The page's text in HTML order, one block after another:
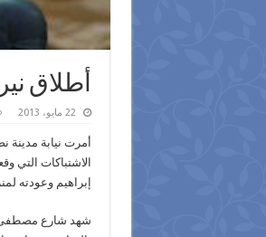
أطلاق
22 مايو، 2013
الاشتباكات التي
إبراهيم وعودته
شهد شارع مصطفى